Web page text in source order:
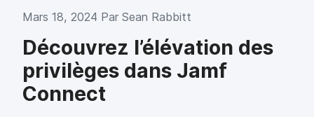
Mars 18, 2024 Par Sean Rabbitt
Découvrez l’élévation des
privilèges dans Jamf
Connect